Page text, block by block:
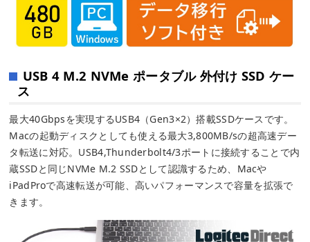
USB 4 M.2 NVMe ポータブル 外付け SSD ケー
ス
最大40Gbpsを実現するUSB4（Gen3×2）搭載SSDケースです。
Macの起動ディスクとしても使える最大3,800MB/sの超高速デー
タ転送に対応。USB4,Thunderbolt4/3ポートに接続することで内
蔵SSDと同じNVMe M.2 SSDとして認識するため、Macや
iPadProで高速転送が可能、高いパフォーマンスで容量を拡張で
きます。